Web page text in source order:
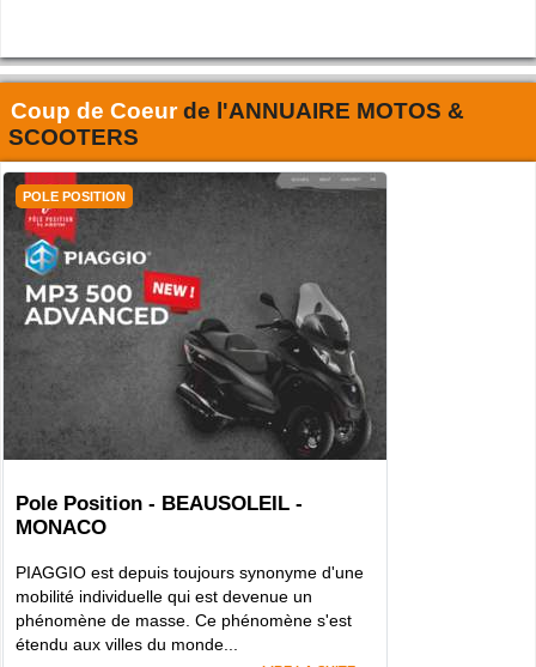
Coup de Coeurde l'ANNUAIRE MOTOS &
SCOOTERS
POLE POSITION
Pole Position - BEAUSOLEIL -
MONACO
PIAGGIO est depuis toujours synonyme d'une
mobilité individuelle qui est devenue un
phénomène de masse. Ce phénomène s'est
étendu aux villes du monde...